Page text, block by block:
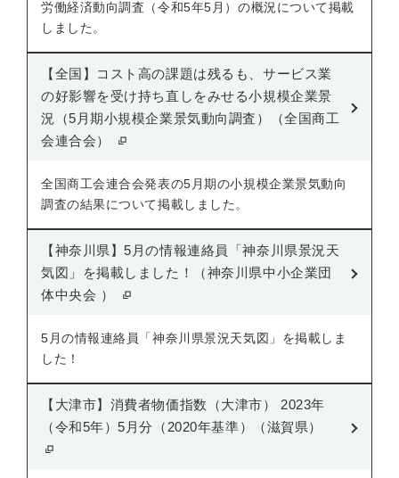
労働経済動向調査（令和5年5月）の概況について掲載
しました。
【全国】コスト高の課題は残るも、サービス業
の好影響を受け持ち直しをみせる小規模企業景
況（5月期小規模企業景気動向調査）（全国商工
会連合会）
全国商工会連合会発表の5月期の小規模企業景気動向
調査の結果について掲載しました。
【神奈川県】5月の情報連絡員「神奈川県景況天
気図」を掲載しました！（神奈川県中小企業団
体中央会 ）
5月の情報連絡員「神奈川県景況天気図」を掲載しま
した！
【大津市】消費者物価指数（大津市） 2023年
（令和5年）5月分（2020年基準）（滋賀県）